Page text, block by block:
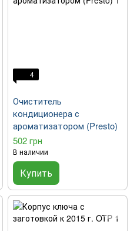
4
Очиститель
кондиционера с
ароматизатором (Presto)
502 грн
В наличии
Купить